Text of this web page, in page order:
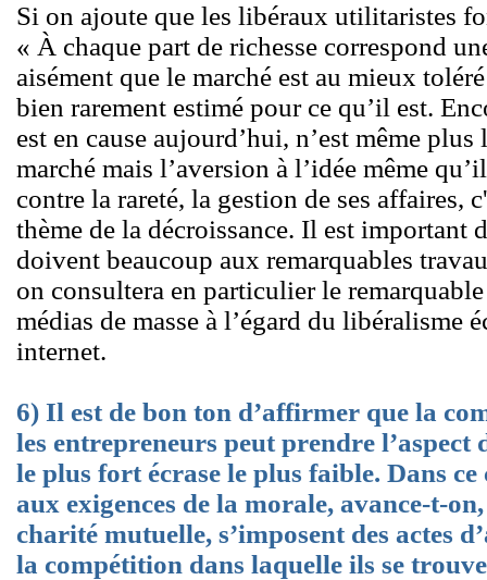
Si on ajoute que les libéraux utilitaristes
« À chaque part de richesse correspond
aisément que le marché est au mieux
bien rarement estimé pour ce qu’il est.
est en cause aujourd’hui, n’est même
marché mais l’aversion à l’idée même
contre la rareté, la gestion de ses affaires,
thème de la décroissance. Il est important
doivent beaucoup aux remarquables
on consultera en particulier le
médias de masse à l’égard du libéralisme
internet.
6) Il est de bon ton d’affirmer que la
les entrepreneurs peut prendre l’aspect
le plus fort écrase le plus faible. Dans
aux exigences de la morale, avance-t-
charité mutuelle, s’imposent des actes
la compétition dans laquelle ils se